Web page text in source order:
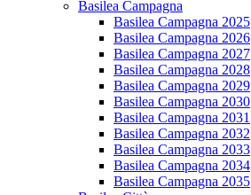
Basilea Campagna
Basilea Campagna 2025
Basilea Campagna 2026
Basilea Campagna 2027
Basilea Campagna 2028
Basilea Campagna 2029
Basilea Campagna 2030
Basilea Campagna 2031
Basilea Campagna 2032
Basilea Campagna 2033
Basilea Campagna 2034
Basilea Campagna 2035